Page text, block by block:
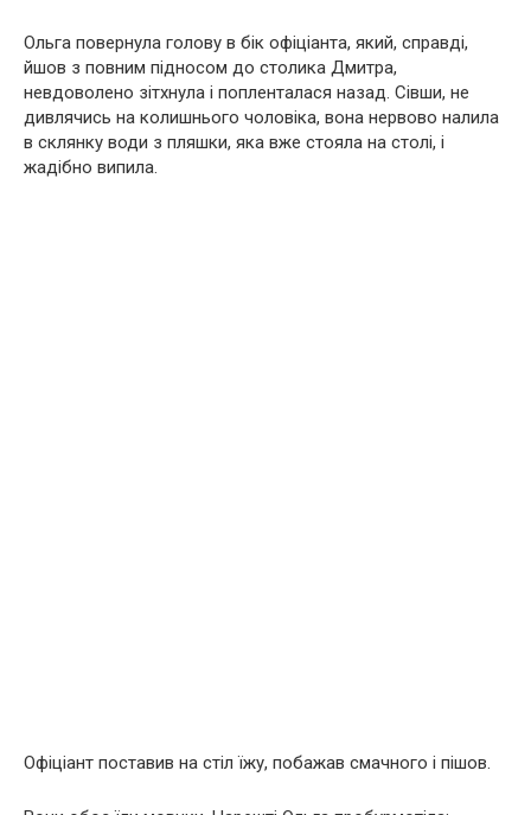
Ольга повернула голову в бік офіціанта, який, справді,
йшов з повним підносом до столика Дмитра,
невдоволено зітхнула і попленталася назад. Сівши, не
дивлячись на колишнього чоловіка, вона нервово налила
в склянку води з пляшки, яка вже стояла на столі, і
жадібно випила.
Офіціант поставив на стіл їжу, побажав смачного і пішов.